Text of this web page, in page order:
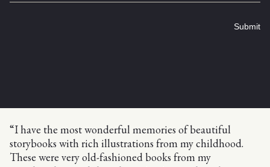
Submit
“I have the most wonderful memories of beautiful
storybooks with rich illustrations from my childhood.
These were very old-fashioned books from my